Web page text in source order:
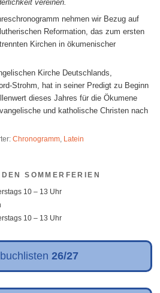
vereinen.
nehmen wir Bezug auf
Reformation, das zum ersten
Kirchen in ökumenischer
Kirche Deutschlands,
Strohm, hat in seiner Predigt zu Beginn
dieses Jahres für die Ökumene
und katholische Christen nach
Chronogramm Latein
SOMMERFERIEN
10 – 13 Uhr
10 – 13 Uhr
26/27